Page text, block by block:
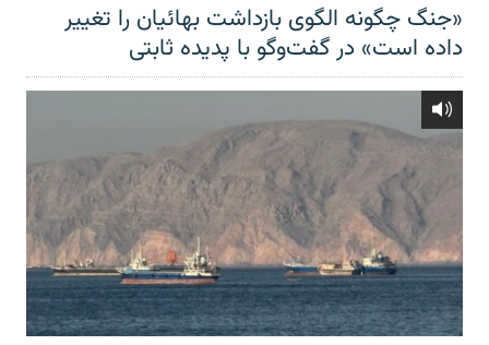
«جنگ چگونه الگوی بازداشت بهائیان را تغییر
داده است» در گفت‌وگو با پدیده ثابتی